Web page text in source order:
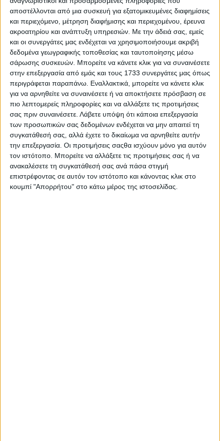
αποστέλλονται από μια συσκευή για εξατομικευμένες διαφημίσεις
και περιεχόμενο, μέτρηση διαφήμισης και περιεχομένου, έρευνα
ακροατηρίου και ανάπτυξη υπηρεσιών. Με την άδειά σας, εμείς
και οι συνεργάτες μας ενδέχεται να χρησιμοποιήσουμε ακριβή
δεδομένα γεωγραφικής τοποθεσίας και ταυτοποίησης μέσω
σάρωσης συσκευών. Μπορείτε να κάνετε κλικ για να συναινέσετε
στην επεξεργασία από εμάς και τους 1733 συνεργάτες μας όπως
περιγράφεται παραπάνω. Εναλλακτικά, μπορείτε να κάνετε κλικ
για να αρνηθείτε να συναινέσετε ή να αποκτήσετε πρόσβαση σε
πιο λεπτομερείς πληροφορίες και να αλλάξετε τις προτιμήσεις
σας πριν συναινέσετε. Λάβετε υπόψη ότι κάποια επεξεργασία
των προσωπικών σας δεδομένων ενδέχεται να μην απαιτεί τη
συγκατάθεσή σας, αλλά έχετε το δικαίωμα να αρνηθείτε αυτήν
την επεξεργασία. Οι προτιμήσεις σαςθα ισχύουν μόνο για αυτόν
τον ιστότοπο. Μπορείτε να αλλάξετε τις προτιμήσεις σας ή να
ανακαλέσετε τη συγκατάθεσή σας ανά πάσα στιγμή
επιστρέφοντας σε αυτόν τον ιστότοπο και κάνοντας κλικ στο
κουμπί "Απορρήτου" στο κάτω μέρος της ιστοσελίδας.
-78- στο Νότιο Αιγαίο,
-73- στη Θεσσαλία,
-57- στην Πελοπόννησο,
-35- στη Στερεά Ελλάδα,
-29- στην Ήπειρο,
-28- στην Ανατολική Μακεδονία και Θράκη,
-23- στην Κεντρική Μακεδονία,
-13- στο Βόρειο Αιγαίο και
-4- στη Δυτική Μακεδονία.
350 ευρώ και αφαίρεση διπλώματος για 30 ημέρες
Επισημαίνεται ότι, με τη θέσπιση του νέου Κώδικα
Οδικής Κυκλοφορίας (Ν. 5209/2025), η Πολιτεία
δίνει σαφές μήνυμα μηδενικής ανοχής απέναντι στη
μη χρήση κράνους, μέσω της αυστηροποίησης των